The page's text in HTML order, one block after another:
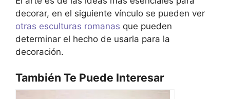
decorar, en el siguiente vínculo se pueden ver
otras esculturas romanas que pueden
determinar el hecho de usarla para la
decoración.
También Te Puede Interesar